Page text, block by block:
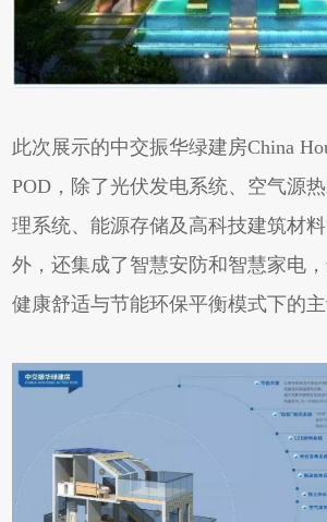
此次展示的中交振华绿建房China
POD，除了光伏发电系统、空气源
理系统、能源存储及高科技建筑材
外，还集成了智慧安防和智慧家电
健康舒适与节能环保平衡模式下的主